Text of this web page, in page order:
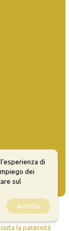
che permette di
anche a
la paternità
di
dei
sul
Accetta